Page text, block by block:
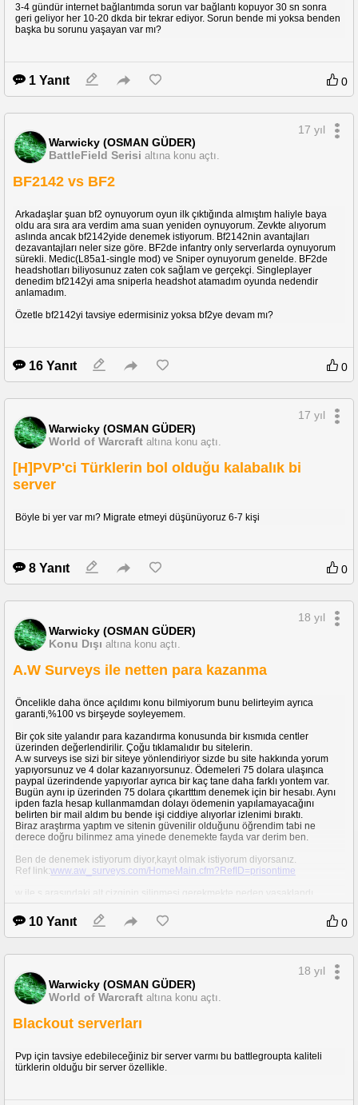
3-4 gündür internet bağlantımda sorun var bağlantı kopuyor 30 sn sonra
geri geliyor her 10-20 dkda bir tekrar ediyor. Sorun bende mi yoksa benden
başka bu sorunu yaşayan var mı?
1 Yanıt 0
Warwicky (OSMAN GÜDER)
BattleField Serisi altına konu açtı.
17 yıl
BF2142 vs BF2
Arkadaşlar şuan bf2 oynuyorum oyun ilk çıktığında almıştım haliyle baya
oldu ara sıra ara verdim ama suan yeniden oynuyorum. Zevkte alıyorum
aslında ancak bf2142yide denemek istiyorum. Bf2142nin avantajları
dezavantajları neler size göre. BF2de infantry only serverlarda oynuyorum
sürekli. Medic(L85a1-single mod) ve Sniper oynuyorum genelde. BF2de
headshotları biliyosunuz zaten cok sağlam ve gerçekçi. Singleplayer
denedim bf2142yi ama sniperla headshot atamadım oyunda nedendir
anlamadım.
Özetle bf2142yi tavsiye edermisiniz yoksa bf2ye devam mı?
16 Yanıt 0
Warwicky (OSMAN GÜDER)
World of Warcraft altına konu açtı.
17 yıl
[H]PVP'ci Türklerin bol olduğu kalabalık bi
server
Böyle bi yer var mı? Migrate etmeyi düşünüyoruz 6-7 kişi
8 Yanıt 0
Warwicky (OSMAN GÜDER)
Konu Dışı altına konu açtı.
18 yıl
A.W Surveys ile netten para kazanma
Öncelikle daha önce açıldımı konu bilmiyorum bunu belirteyim ayrıca
garanti,%100 vs birşeyde soyleyemem.
Bir çok site yalandır para kazandırma konusunda bir kısmıda centler
üzerinden değerlendirilir. Çoğu tıklamalıdır bu sitelerin.
A.w surveys ise sizi bir siteye yönlendiriyor sizde bu site hakkında yorum
yapıyorsunuz ve 4 dolar kazanıyorsunuz. Ödemeleri 75 dolara ulaşınca
paypal üzerindende yapıyorlar ayrıca bir kaç tane daha farklı yontem var.
Bugün aynı ip üzerinden 75 dolara çıkartttım denemek için bir hesabı. Aynı
ipden fazla hesap kullanmamdan dolayı ödemenin yapılamayacağını
belirten bir mail aldım bu bende işi ciddiye alıyorlar izlenimi bıraktı.
Biraz araştırma yaptım ve sitenin güvenilir olduğunu öğrendim tabi ne
derece doğru bilinmez ama yinede denemekte fayda var derim ben.
Ben de denemek istiyorum diyor,kayıt olmak istiyorum diyorsanız.
Ref link:www.aw_surveys.com/HomeMain.cfm?RefID=prisontime
bilmiyorum açıkçası.
10 Yanıt 0
Warwicky (OSMAN GÜDER)
World of Warcraft altına konu açtı.
18 yıl
Blackout serverları
Pvp için tavsiye edebileceğiniz bir server varmı bu battlegroupta kaliteli
türklerin olduğu bir server özellikle.